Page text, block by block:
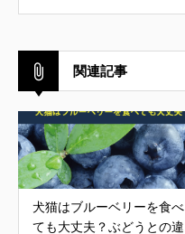
関連記事
犬猫はブルーベリーを食べ
ても大丈夫？ぶどうとの違